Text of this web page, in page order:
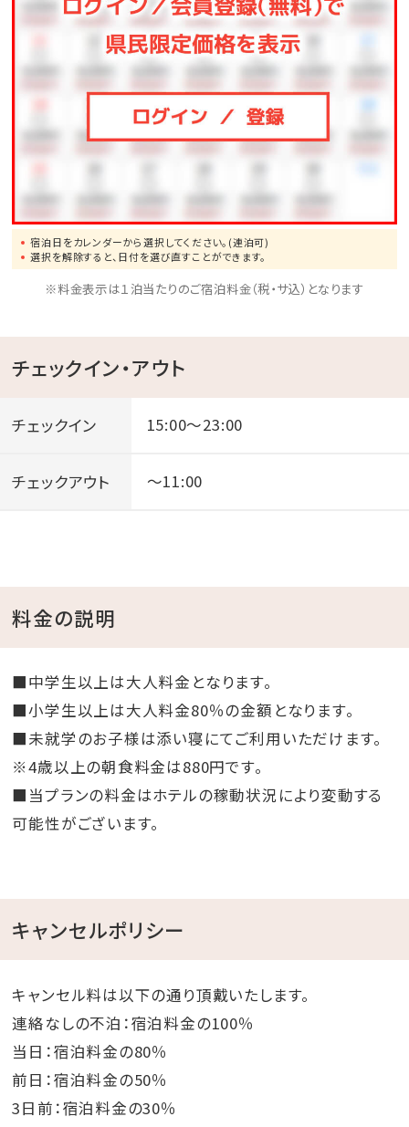
りご予約下さい。
宿泊日をカレンダーから選択してください。(連泊可)
選択を解除すると、日付を選び直すことができます。
※料金表示は１泊当たりのご宿泊料金（税・サ込）となります
チェックイン・アウト
チェックイン 15:00～23:00
チェックアウト ～11:00
料金の説明
■中学生以上は大人料金となります。
■小学生以上は大人料金80％の金額となります。
■未就学のお子様は添い寝にてご利用いただけます。
※4歳以上の朝食料金は880円です。
■当プランの料金はホテルの稼動状況により変動する
可能性がございます。
キャンセルポリシー
キャンセル料は以下の通り頂戴いたします。
連絡なしの不泊：宿泊料金の100％
当日：宿泊料金の80％
前日：宿泊料金の50％
3日前：宿泊料金の30％